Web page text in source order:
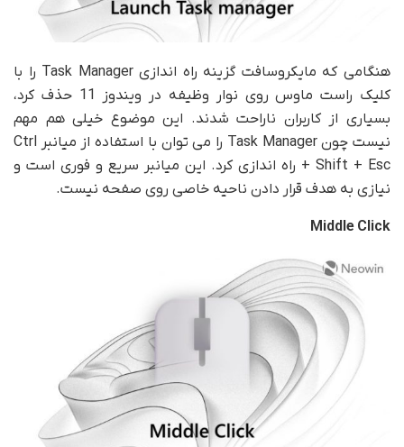
هنگامی که مایکروسافت گزینه راه اندازی Task Manager را با
کلیک راست ماوس روی نوار وظیفه در ویندوز 11 حذف کرد،
بسیاری از کاربران ناراحت شدند. این موضوع خیلی هم مهم
نیست چون Task Manager را می توان با استفاده از میانبر Ctrl
+ Shift + Esc راه اندازی کرد. این میانبر سریع و فوری است و
نیازی به هدف قرار دادن ناحیه خاصی روی صفحه نیست.
Middle Click